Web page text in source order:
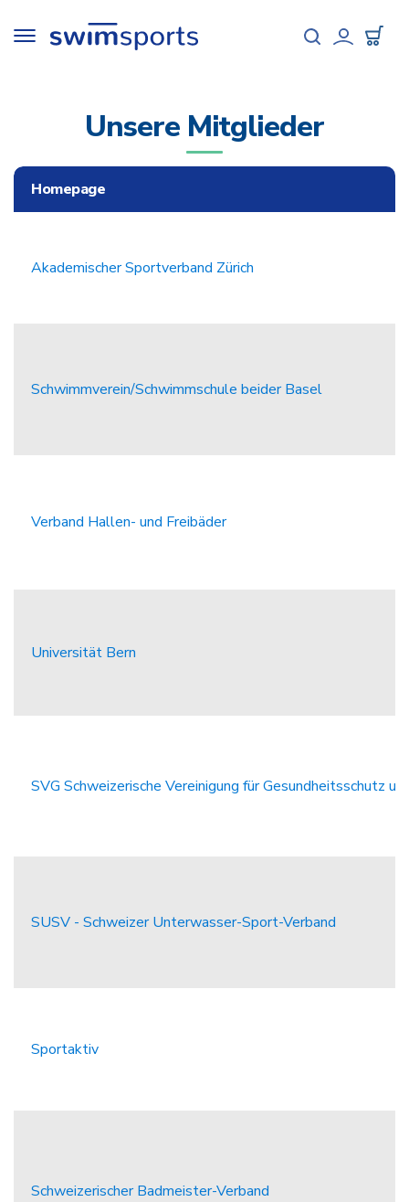
zum
Toggle
Unsere Mitglieder
Homepage
Akademischer Sportverband Zürich
Schwimmverein/Schwimmschule beider Basel
Verband Hallen- und Freibäder
Universität Bern
SVG Schweizerische Vereinigung für Gesundheitsschutz
SUSV - Schweizer Unterwasser-Sport-Verband
Sportaktiv
Schweizerischer Badmeister-Verband